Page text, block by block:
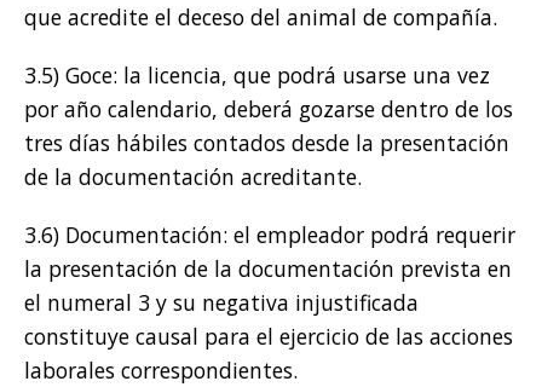
que acredite el deceso del animal de compañía.
3.5) Goce: la licencia, que podrá usarse una vez
por año calendario, deberá gozarse dentro de los
tres días hábiles contados desde la presentación
de la documentación acreditante.
3.6) Documentación: el empleador podrá requerir
la presentación de la documentación prevista en
el numeral 3 y su negativa injustificada
constituye causal para el ejercicio de las acciones
laborales correspondientes.